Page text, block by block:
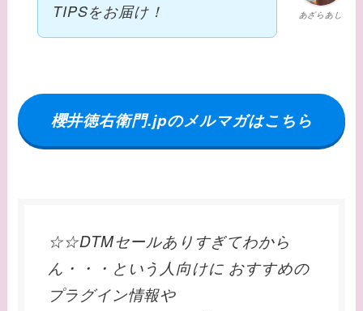
あざらあし
TIPSをお届け！
櫻井徳右衛門.jpのメルマガはこちら
☆☆DTMセールありすぎてわから
ん・・・という人向けに おすすめの
プラグイン情報や